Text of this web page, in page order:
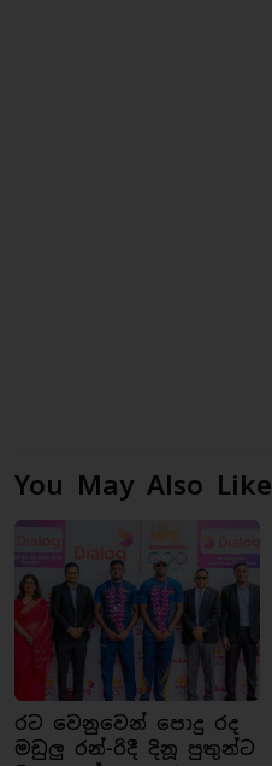
You May Also Like
රට වෙනුවෙන් පොදු රද
මඩුලු රන්-රිදී දිනූ පුතුන්ට